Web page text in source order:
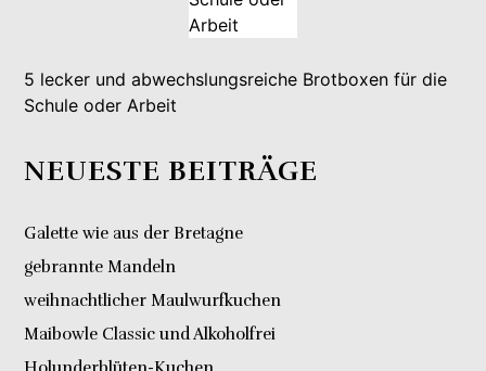
5 lecker und abwechslungsreiche Brotboxen für die
Schule oder Arbeit
NEUESTE BEITRÄGE
Galette wie aus der Bretagne
gebrannte Mandeln
weihnachtlicher Maulwurfkuchen
Maibowle Classic und Alkoholfrei